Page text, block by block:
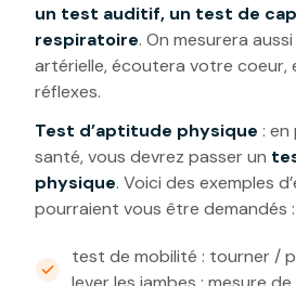
un test auditif, un test de
respiratoire. On mesurera
artérielle, écoutera votre coeur,
réflexes.
Test d’aptitude physique : en
santé, vous devrez passer un
physique. Voici des exemples
pourraient vous être demandés :
test de mobilité : tourner /